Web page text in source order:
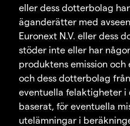
eller dess dotterbolag
äganderätter med
Euronext N.V. eller dess
stöder inte eller har
produktens emission och
och dess dotterbolag
eventuella felaktigheter i
baserat, för eventuella
utelämningar i